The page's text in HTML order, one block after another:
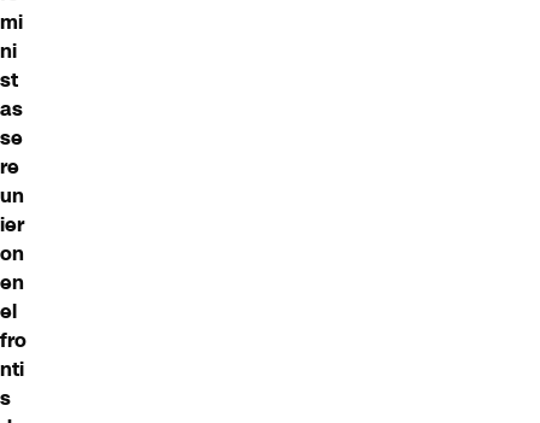
mi
ni
st
as
se
re
un
ier
on
en
el
fro
nti
s